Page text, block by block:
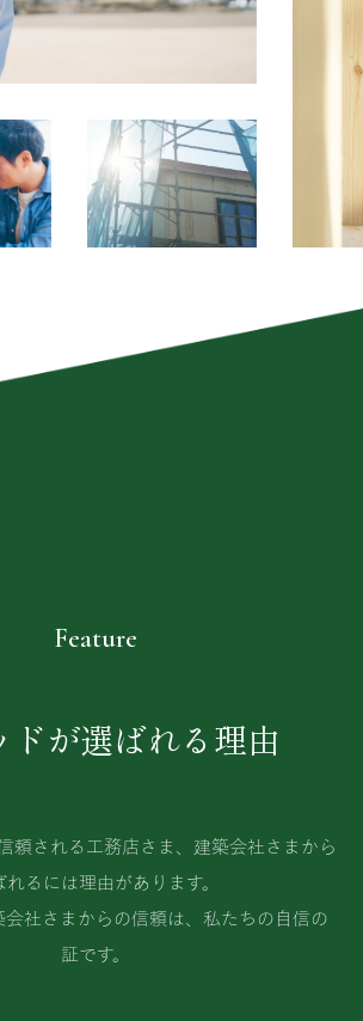
Feature
が選ばれる理由
頼される工務店さま、建築会社さまから
れるには理由があります。
会社さまからの信頼は、私たちの自信の
証です。